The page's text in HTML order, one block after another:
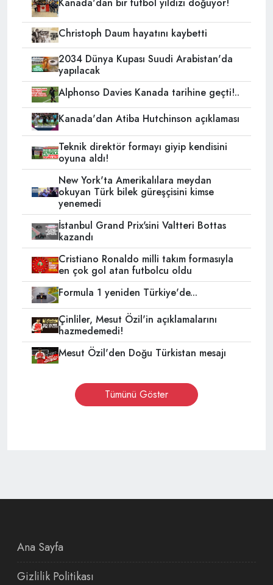
Christoph Daum hayatını kaybetti
2034 Dünya Kupası Suudi Arabistan'da
yapılacak
Alphonso Davies Kanada tarihine geçti!..
Kanada'dan Atiba Hutchinson açıklaması
Teknik direktör formayı giyip kendisini
oyuna aldı!
New York'ta Amerikalılara meydan
okuyan Türk bilek güreşçisini kimse
yenemedi
İstanbul Grand Prix'sini Valtteri Bottas
kazandı
Cristiano Ronaldo milli takım formasıyla
en çok gol atan futbolcu oldu
Formula 1 yeniden Türkiye'de...
Çinliler, Mesut Özil'in açıklamalarını
hazmedemedi!
Mesut Özil'den Doğu Türkistan mesajı
Tümünü Göster
Ana Sayfa
Gizlilik Politikası